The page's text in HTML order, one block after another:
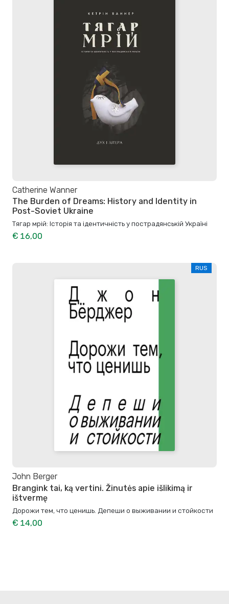
Catherine Wanner
The Burden of Dreams: History and Identity in
Post-Soviet Ukraine
Тягар мрій: Історія та ідентичність у пострадянській Україні
€ 16,00
RUS
John Berger
Brangink tai, ką vertini. Žinutės apie išlikimą ir
ištvermę
Дорожи тем, что ценишь. Депеши о выживании и стойкости
€ 14,00